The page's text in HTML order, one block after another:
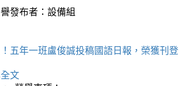
發布者：設備組
五年一班盧俊誠投稿國語日報，榮獲刊登
文